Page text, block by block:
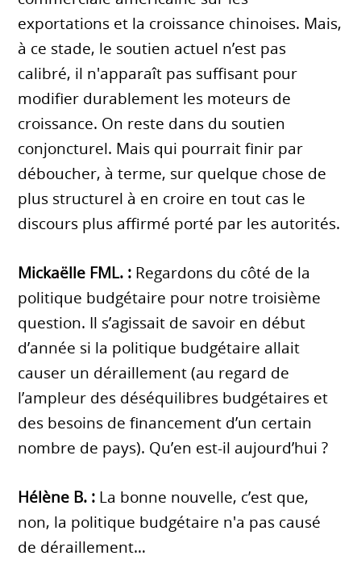
exportations et la croissance chinoises. Mais,
à ce stade, le soutien actuel n’est pas
calibré, il n'apparaît pas suffisant pour
modifier durablement les moteurs de
croissance. On reste dans du soutien
conjoncturel. Mais qui pourrait finir par
déboucher, à terme, sur quelque chose de
plus structurel à en croire en tout cas le
discours plus affirmé porté par les autorités.
Mickaëlle FML. : Regardons du côté de la
politique budgétaire pour notre troisième
question. Il s’agissait de savoir en début
d’année si la politique budgétaire allait
causer un déraillement (au regard de
l’ampleur des déséquilibres budgétaires et
des besoins de financement d’un certain
nombre de pays). Qu’en est-il aujourd’hui ?
Hélène B. : La bonne nouvelle, c’est que,
non, la politique budgétaire n'a pas causé
de déraillement…